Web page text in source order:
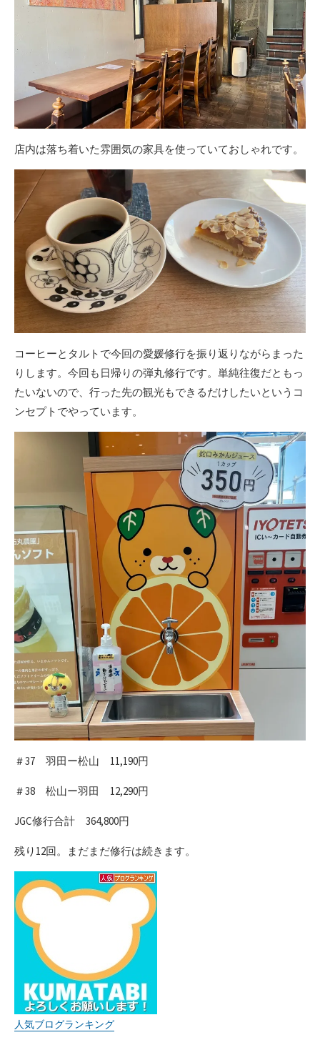
店内は落ち着いた雰囲気の家具を使っていておしゃれです。
コーヒーとタルトで今回の愛媛修行を振り返りながらまった
りします。今回も日帰りの弾丸修行です。単純往復だともっ
たいないので、行った先の観光もできるだけしたいというコ
ンセプトでやっています。
＃37 羽田ー松山 11,190円
＃38 松山ー羽田 12,290円
JGC修行合計 364,800円
残り12回。まだまだ修行は続きます。
人気ブログランキング